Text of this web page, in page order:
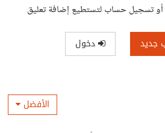
تسجيل حساب لتستطيع إضافة تعليق
جديد دخول
الأفضل